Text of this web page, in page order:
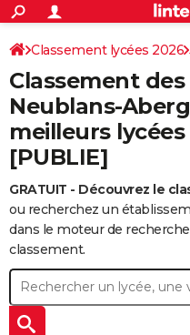
ACTUALITÉS
Politique
Société
Faits Divers
Education
Monde
Villes
+
SPORT
Coupe du monde 2026
Football
Tennis
Cyclisme
Rugby
Forum
CULTURE
Programme TV
TNT
Streaming
Cinéma
Sorties cinéma
Musique
+
FINANCE
Retraite
Impôts
Epargne
Immobilier
Risques naturels par ville
Banque
Assurance
Crédit
AUTO
Réserver un essai
Citadines
Berlines
Forum auto
HIGH-TECH
BRICOLAGE
Aménagement intérieur
Cuisine
Jardinage
+ WEEK-END
Guides de France
Escapades
Patrimoine
Expositions
Musées
Week-end nature
+
LIFESTYLE
Classement lycées 2026
Classement
Neublans-
meilleurs lycées
[PUBLIE]
GRATUIT - Découvrez le
ou recherchez un
dans le moteur de
classement.